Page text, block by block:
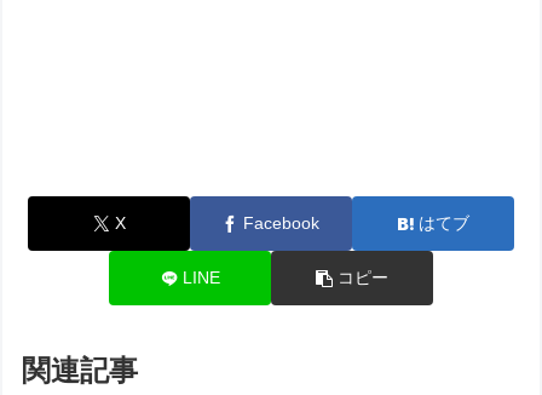
X Facebook はてブ
LINE コピー
関連記事